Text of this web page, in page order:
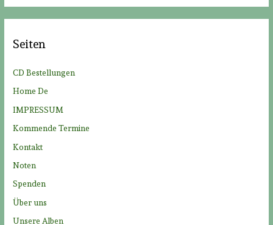
h
n
h
:
Seiten
CD Bestellungen
Home De
IMPRESSUM
Kommende Termine
Kontakt
Noten
Spenden
Über uns
Unsere Alben